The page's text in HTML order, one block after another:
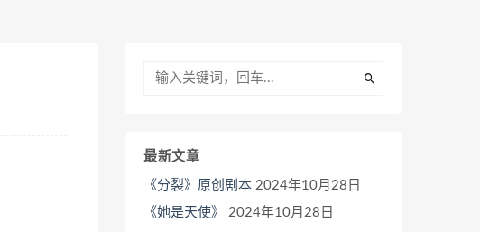
最新文章
《分裂》原创剧本 2024年10月28日
《她是天使》
2024年10月28日